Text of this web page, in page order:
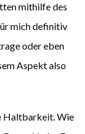
mithilfe des
mich definitiv
oder eben
Aspekt also
Haltbarkeit. Wie